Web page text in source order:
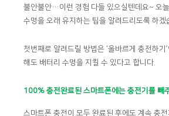
불안불안… 이런 경험 다들 있으실텐데요~ 오
수명을 오래 유지하는 팁을 알려드리도록 하겠
첫번째로 알려드릴 방법은 ‘올바르게 충전하기
해도 배터리 수명을 지킬 수 있다고 합니다.
100% 충전완료된 스마트폰에는 충전기를 빼
스마트폰 충전이 모두 완료된 후에도 계속 충